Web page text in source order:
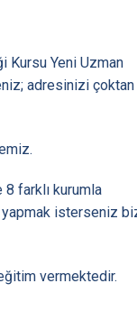
Kursu Yeni Uzman
adresinizi çoktan
8 farklı kurumla
yapmak isterseniz
vermektedir.